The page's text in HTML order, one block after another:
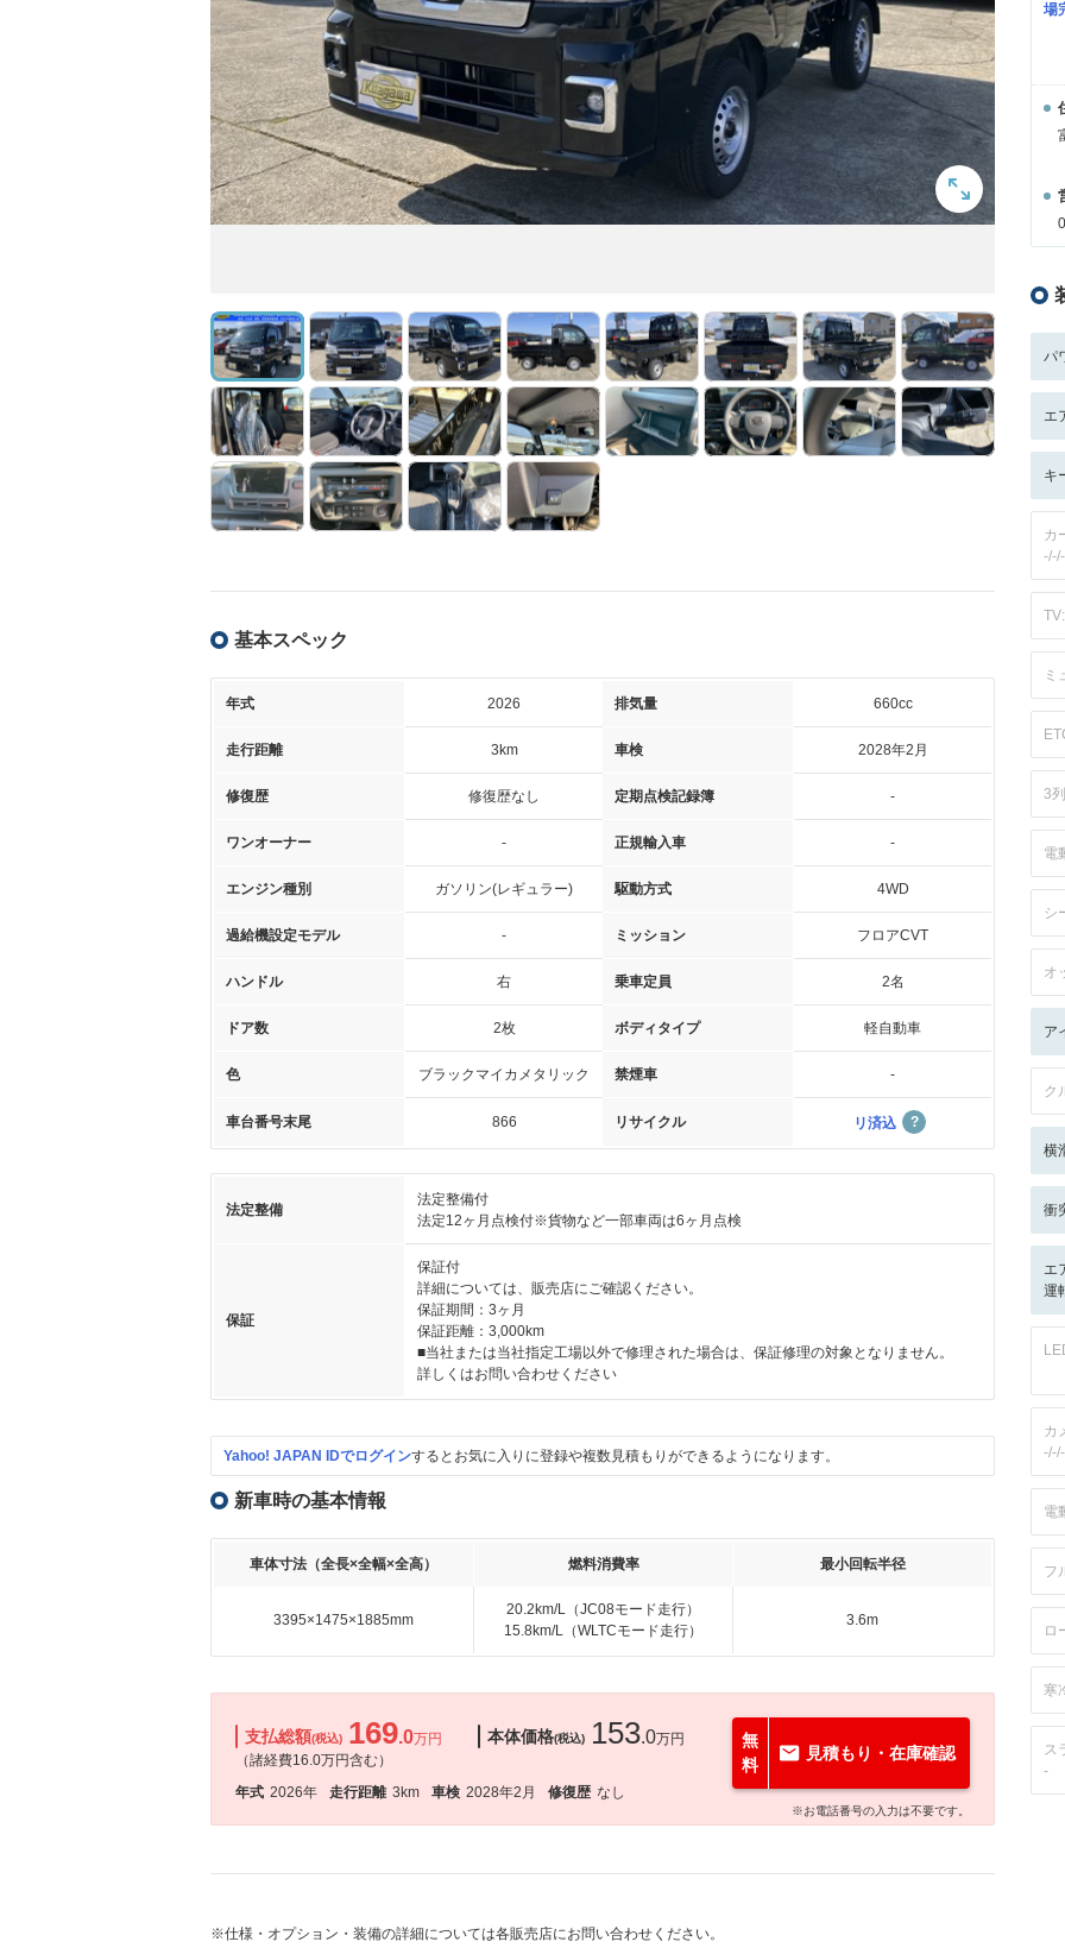
基本スペック
年式 2026 排気量 660cc
走行距離 3km 車検 2028年2月
修復歴 修復歴なし 定期点検記録簿 -
ワンオーナー - 正規輸入車 -
エンジン種別 ガソリン(レギュラー) 駆動方式 4WD
過給機設定モデル - ミッション フロアCVT
ハンドル 右 乗車定員 2名
ドア数 2枚 ボディタイプ 軽自動車
色 ブラックマイカメタリック 禁煙車 -
車台番号末尾 866 リサイクル リ済込
法定整備
法定整備付
法定12ヶ月点検付※貨物など一部車両は6ヶ月点検
保証
保証付
詳細については、販売店にご確認ください。
保証期間：3ヶ月
保証距離：3,000km
■当社または当社指定工場以外で修理された場合は、保証修理の対象となりません。
詳しくはお問い合わせください
Yahoo! JAPAN IDでログインするとお気に入りに登録や複数見積もりができるようになります。
新車時の基本情報
車体寸法（全長×全幅×全高） 燃料消費率 最小回転半径
3395×1475×1885mm
20.2km/L（JC08モード走行）
15.8km/L（WLTCモード走行）
3.6m
支払総額(税込) 169.0万円
（諸経費16.0万円含む）
本体価格(税込) 153.0万円
年式 2026年 走行距離 3km 車検 2028年2月 修復歴 なし
無
料
見積もり・在庫確認
※お電話番号の入力は不要です。
※仕様・オプション・装備の詳細については各販売店にお問い合わせください。
場
パ
エ
キ
カ
ミ
3
電
シ
オ
ア
ク
横
衝
エ
運
カ
電
フ
ロ
寒
ス
-